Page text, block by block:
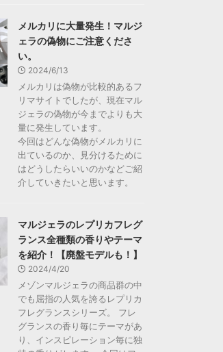
メルカリに大量発生！マルジ
ェラの偽物にご注意くださ
い。
2024/6/13
メルカリは偽物が比較的あるフ
リマサイトでしたが、現在マル
ジェラの偽物が今までよりも大
量に発生しています。
今回はどんな偽物がメルカリに
出ているのか、見分けるために
はどうしたらいいのかなどご紹
介していきたいと思います。
マルジェラのレプリカフレグ
ランス全種類の香りやテーマ
を紹介！【廃盤モデルも！】
2024/4/20
メゾンマルジェラの商品群の中
でも屈指の人気を誇るレプリカ
フレグランスシリーズ。 フレ
グランスの香り毎にテーマがあ
り、インスピレーション毎に独